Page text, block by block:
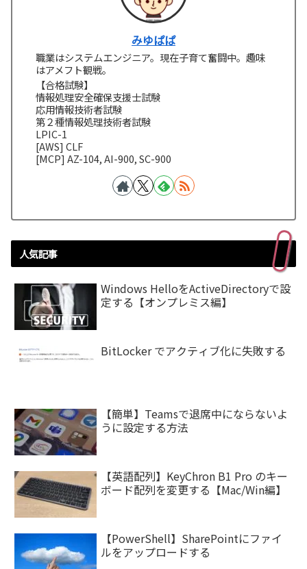
みゆぱぱ
職業はシステムエンジニア。現在子育て奮闘中。趣味
はアメフト観戦。
【合格試験】
情報処理安全確保支援士試験
応用情報技術者試験
第２種情報処理技術者試験
LPIC-1
[AWS] CLF
[MCP] AZ-104, AI-900, SC-900
人気記事
Windows HelloをActiveDirectoryで設
定する【オンプレミス編】
BitLocker でアクティブ化に失敗する
【簡単】Teamsで退席中にならないよ
うに設定する方法
【英語配列】KeyChron B1 Pro のキー
ボード配列を変更する【Mac/Win編】
【PowerShell】SharePointにファイ
ルをアップロードする